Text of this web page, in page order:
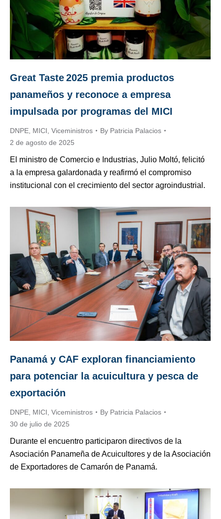
Great Taste 2025 premia productos
panameños y reconoce a empresa
impulsada por programas del MICI
DNPE, MICI, Viceministros By Patricia Palacios
2 de agosto de 2025
El ministro de Comercio e Industrias, Julio Moltó, felicitó
a la empresa galardonada y reafirmó el compromiso
institucional con el crecimiento del sector agroindustrial.
Panamá y CAF exploran financiamiento
para potenciar la acuicultura y pesca de
exportación
DNPE MICI Viceministros By Patricia Palacios
30 de julio de 2025
Durante el encuentro participaron directivos de la
Asociación Panameña de Acuicultores y de la Asociación
de Exportadores de Camarón de Panamá.